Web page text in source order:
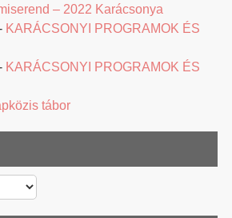
– 2022 Karácsonya
KARÁCSONYI PROGRAMOK ÉS
KARÁCSONYI PROGRAMOK ÉS
tábor